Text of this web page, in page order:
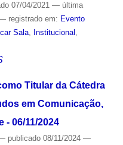
07/04/2021 — última
registrado em: Evento
Sala, Institucional ,
Titular da Cátedra
em Comunicação,
- 06/11/2024
publicado08/11/2024 —